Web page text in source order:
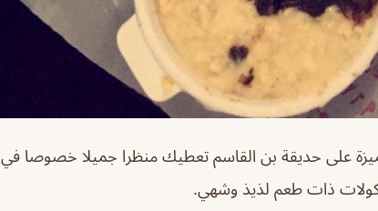
على حديقة بن القاسم تعطيك منظرا جميلا خصوصا في
ذات طعم لذيذ وشهي.